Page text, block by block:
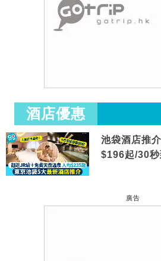
酒店優惠
池袋酒店推
$196起/30秒
廣告